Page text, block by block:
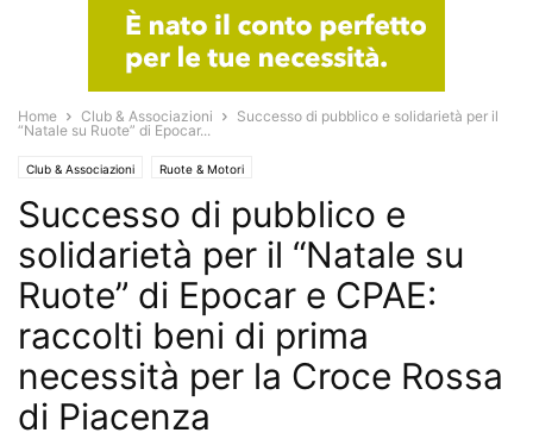
Home Club & Associazioni
Successo di pubblico e solidarietà per il
“Natale su Ruote” di Epocar...
Club & Associazioni Ruote & Motori
Successo di pubblico e
solidarietà per il “Natale su
Ruote” di Epocar e CPAE:
raccolti beni di prima
necessità per la Croce Rossa
di Piacenza